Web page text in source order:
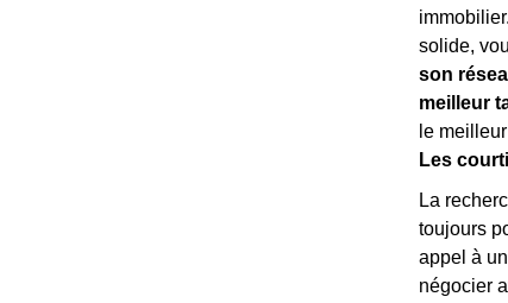
solide,
son
meilleur
le
Les
La
toujours
appel à
négocier